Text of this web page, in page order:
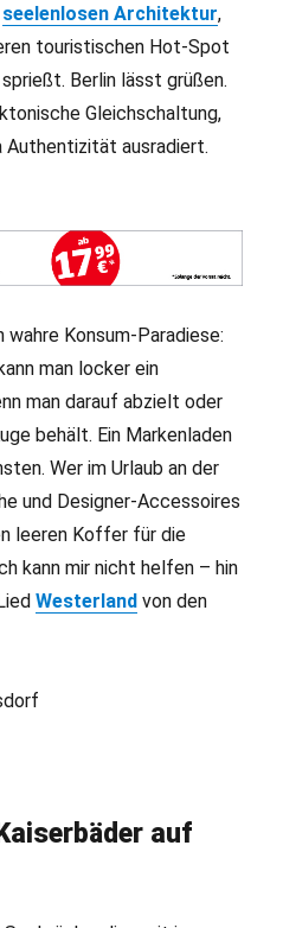
seelenlosen Architektur,
touristischen Hot-Spot
Berlin lässt grüßen.
Gleichschaltung,
Authentizität ausradiert.
wahre Konsum-Paradiese:
man locker ein
man darauf abzielt oder
behält. Ein Markenladen
Wer im Urlaub an der
und Designer-Accessoires
leeren Koffer für die
kann mir nicht helfen – hin
Westerland von den
auf